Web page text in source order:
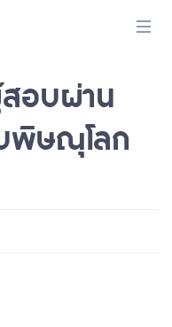
อบผ่าน
พิษณุโลก